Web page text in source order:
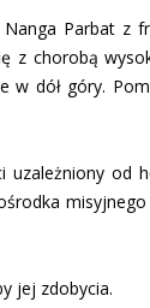
Parbat z
z chorobą
dół góry.
od
jej zdobycia.